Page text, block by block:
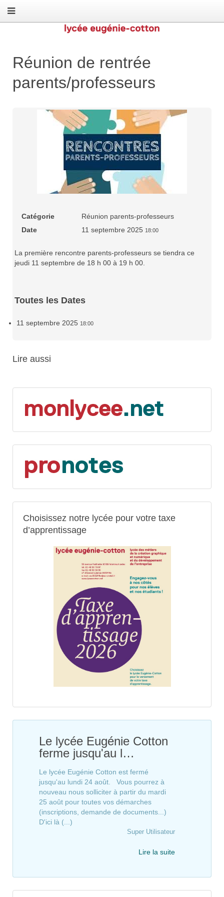
Réunion de rentrée
parents/professeurs
Catégorie
Réunion parents-professeurs
Date
11 septembre 2025 18:00
La première rencontre parents-professeurs se tiendra ce
jeudi 11 septembre de 18 h 00 à 19 h 00.
Toutes les Dates
11 septembre 2025 18:00
Lire aussi
Choisissez notre lycée pour votre taxe
d’apprentissage
Le lycée Eugénie Cotton
ferme jusqu'au l…
Le lycée Eugénie Cotton est fermé
jusqu'au lundi 24 août. Vous pourrez à
nouveau nous solliciter à partir du mardi
25 août pour toutes vos démarches
(inscriptions, demande de documents...)
D'ici là (...)
Super Utilisateur
Lire la suite